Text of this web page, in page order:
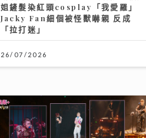
姐鏟髮染紅頭cosplay「我愛羅」
Jacky Fan細個被怪獸嚇親 反成
「拉打迷」
26/07/2026